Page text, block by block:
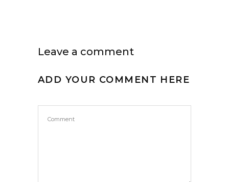
Leave a comment
ADD YOUR COMMENT HERE